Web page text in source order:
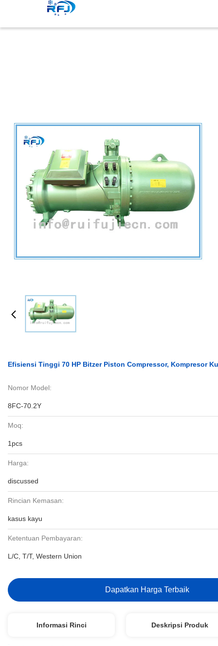
Efisiensi Tinggi 70 HP Bitzer Piston Compressor, Kompresor
Nomor Model:
8FC-70.2Y
Moq:
1pcs
Harga:
discussed
Rincian Kemasan:
kasus kayu
Ketentuan Pembayaran:
L/C, T/T, Western Union
Dapatkan Harga Terbaik
Informasi Rinci Deskripsi Produk